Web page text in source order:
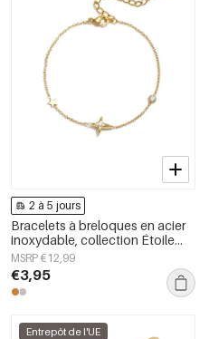
2 à 5 jours
Bracelets à breloques en acier
inoxydable, collection Étoile
Simple Daily Simple, bijoux pour
femmes
MSRP €12,99
€3,95
Entrepôt de l'UE